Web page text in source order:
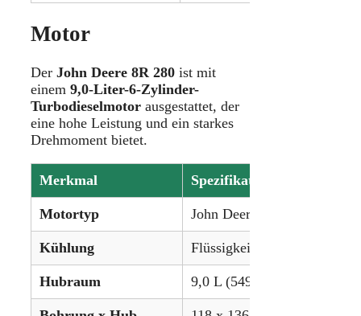
Motor
Der John Deere 8R 280 ist mit
einem 9,0-Liter-6-Zylinder-
Turbodieselmotor ausgestattet, der
eine hohe Leistung und ein starkes
Drehmoment bietet.
Merkmal Spezifikation
Motortyp John Deere PowerTech PSS
Kühlung Flüssigkeitsgekühlt
Hubraum 9,0 L (549 ci)